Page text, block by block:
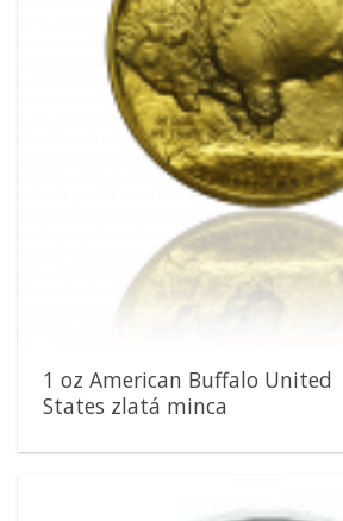
1 oz American Buffalo United
States zlatá minca